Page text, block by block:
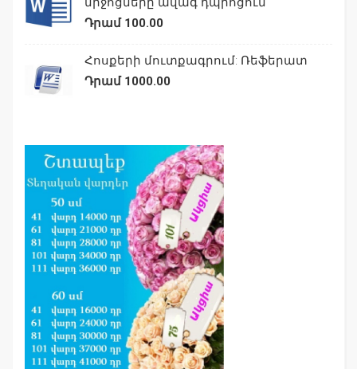
Դրամ 100.00
Հոսքերի մուտքագրում: Ռեֆերատ
Դրամ 1000.00